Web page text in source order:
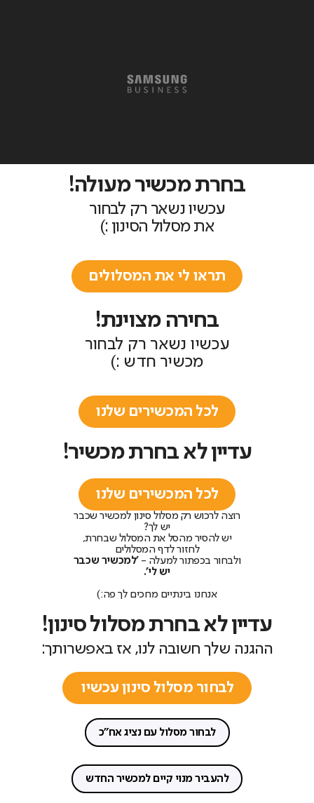
בחרת מכשיר מעולה!
עכשיו נשאר רק לבחור
את מסלול הסינון :)
תראו לי את המסלולים
בחירה מצוינת!
עכשיו נשאר רק לבחור
מכשיר חדש :)
לכל המכשירים שלנו
עדיין לא בחרת מכשיר!
לכל המכשירים שלנו
רוצה לרכוש רק מסלול סינון למכשיר שכבר
יש לך?
יש להסיר מהסל את המסלול שבחרת,
לחזור לדף המסלולים
ולבחור בכפתור למעלה - 'למכשיר שכבר
יש לי'.
אנחנו בינתיים מחכים לך פה:)
עדיין לא בחרת מסלול סינון!
ההגנה שלך חשובה לנו, אז באפשרותך:
לבחור מסלול סינון עכשיו
לבחור מסלול עם נציג אח"כ
להעביר מנוי קיים למכשיר החדש